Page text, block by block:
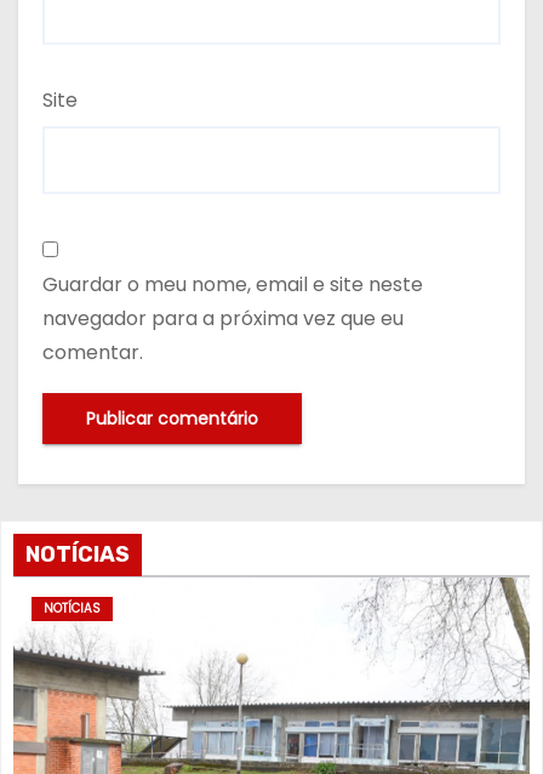
Site
Guardar o meu nome, email e site neste
navegador para a próxima vez que eu
comentar.
NOTÍCIAS
NOTÍCIAS